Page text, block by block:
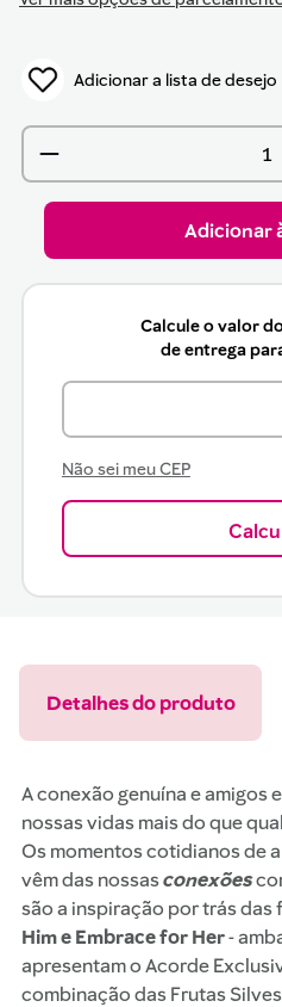
Adicionar
Calcule o valor
de entrega
Não sei meu CEP
Detalhes do produto
A conexão genuína e amigos
nossas vidas mais do que
Os momentos cotidianos de
vêm das nossasconexões
são a inspiração por trás das
Him e Embrace for Her-
apresentam o Acorde
combinação das Frutas